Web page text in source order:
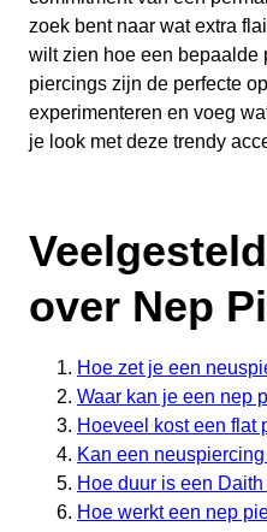
zoek bent naar wat extra
wilt zien hoe een bepaalde
piercings zijn de perfecte
experimenteren en voeg
je look met deze trendy
over Nep
Hoe zet je een
Waar kan je een nep
Hoeveel kost een flat
Kan een
Hoe duur is een
Hoe werkt een nep